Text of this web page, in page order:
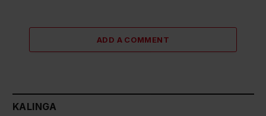
ADD A COMMENT
KALINGA